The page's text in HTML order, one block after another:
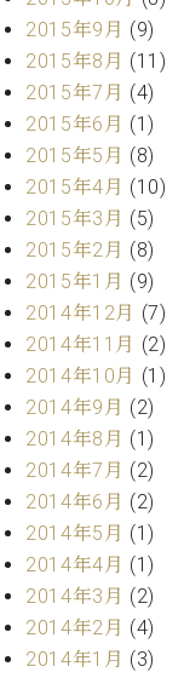
調
律
師
紹
介
律
料
金
表
お
問
合
わ
せ
尾山調律師のブ
ログ Die
Musikgasse（
楽の小道）
2015年9月 (9)
2015年8月 (11)
2015年7月 (4)
2015年6月 (1)
2015年5月 (8)
2015年4月 (10)
2015年3月 (5)
2015年2月 (8)
2015年1月 (9)
2014年12月 (7)
2014年11月 (2)
2014年10月 (1)
2014年9月 (2)
2014年8月 (1)
2014年7月 (2)
2014年6月 (2)
2014年5月 (1)
2014年4月 (1)
2014年3月 (2)
2014年2月 (4)
2014年1月 (3)